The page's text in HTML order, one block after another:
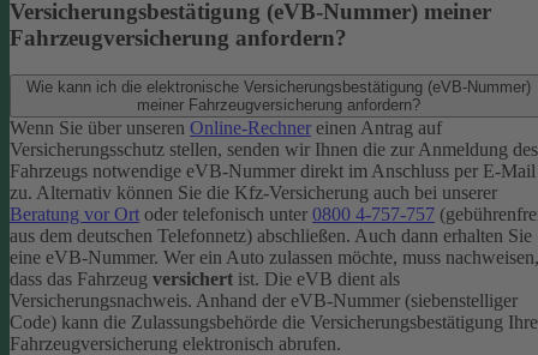
Versicherungsbestätigung (eVB-Nummer) meiner
Fahrzeugversicherung anfordern?
Wie kann ich die elektronische Versicherungsbestätigung (eVB-Nummer)
meiner Fahrzeugversicherung anfordern?
Wenn Sie über unseren Online-Rechner einen Antrag auf
Versicherungsschutz stellen, senden wir Ihnen die zur Anmeldung des
Fahrzeugs notwendige eVB-​Nummer direkt im Anschluss per E-Mail
zu. Alternativ können Sie die Kfz-​Versicherung auch bei unserer
Beratung vor Ort oder telefonisch unter 0800 4-​757-757
aus dem deutschen Telefonnetz) abschließen. Auch dann erhalten Sie
eine eVB-Nummer. Wer ein Auto zulassen möchte, muss nachweisen,
dass das Fahrzeug versichert ist. Die eVB dient als
Versicherungsnachweis. Anhand der eVB-Nummer (siebenstelliger
Code) kann die Zulassungsbehörde die Versicherungsbestätigung
Fahrzeugversicherung elektronisch abrufen.